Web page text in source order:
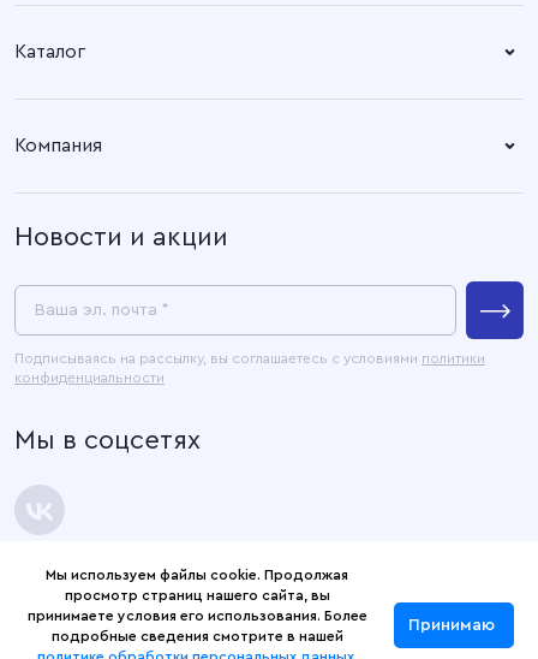
+7 (4932) 58-14-67
Время работы:
Пн. – Пт: 8.30 – 17.00
Адрес офиса:
Каталог
Компания
Пресс-центр
Контакты
Карта сайта
Новости и акции
Ваша эл. почта *
Подписываясь на рассылку, вы соглашаетесь с условиями политики
конфиденциальности
Мы в соцсетях
© 2026 Текстильная компания «Русский дом».
Политика конфиденциальности
Мы используем файлы cookie. Продолжая
просмотр страниц нашего сайта, вы
принимаете условия его использования. Более
подробные сведения смотрите в нашей
Принимаю